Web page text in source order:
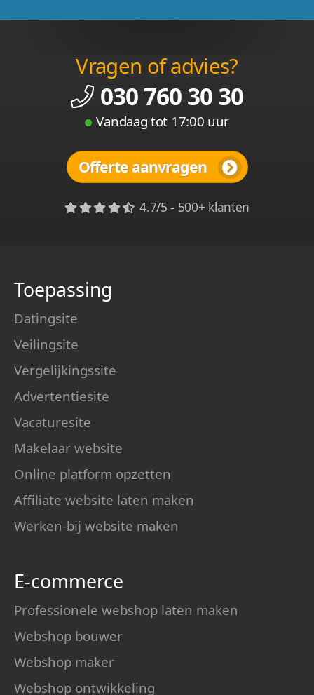
Vragen of advies?
030 760 30 30
Vandaag tot 17:00 uur
Offerte aanvragen
4.7/5 - 500+ klanten
Toepassing
Datingsite
Veilingsite
Vergelijkingssite
Advertentiesite
Vacaturesite
Makelaar website
Online platform opzetten
Affiliate website laten maken
Werken-bij website maken
E-commerce
Professionele webshop laten maken
Webshop bouwer
Webshop maker
Webshop ontwikkeling